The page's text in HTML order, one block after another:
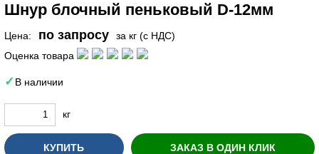
Шнур блочный пеньковый D-12мм
Цена: по запросу
за кг (с НДС)
Оценка товара
В наличии
кг
КУПИТЬ ЗАКАЗ В ОДИН КЛИК